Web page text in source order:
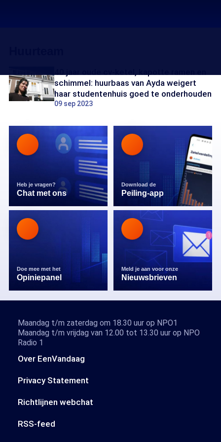
schimmel: huurbaas van Ayda weigert
haar studentenhuis goed te onderhouden
09 sep 2023
Heb je vragen?
Chat met ons
Download de
Peiling-app
Doe mee met het
Opiniepanel
Meld je aan voor onze
Nieuwsbrieven
Over EenVandaag
Privacy Statement
Richtlijnen webchat
RSS-feed
Maandag t/m zaterdag om 18.30 uur op NPO1
Maandag t/m vrijdag van 12.00 tot 13.30 uur op NPO
Radio 1